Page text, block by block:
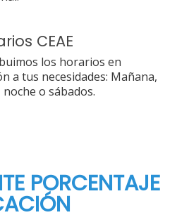
CEAE
los horarios en
a tus necesidades: Mañana,
o sábados.
PORCENTAJE